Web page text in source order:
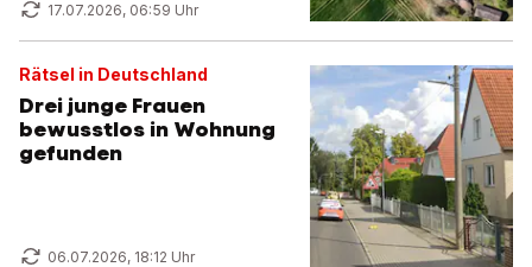
17.07.2026, 06:59 Uhr
Rätsel in Deutschland
Drei junge Frauen
bewusstlos in Wohnung
gefunden
06.07.2026, 18:12 Uhr